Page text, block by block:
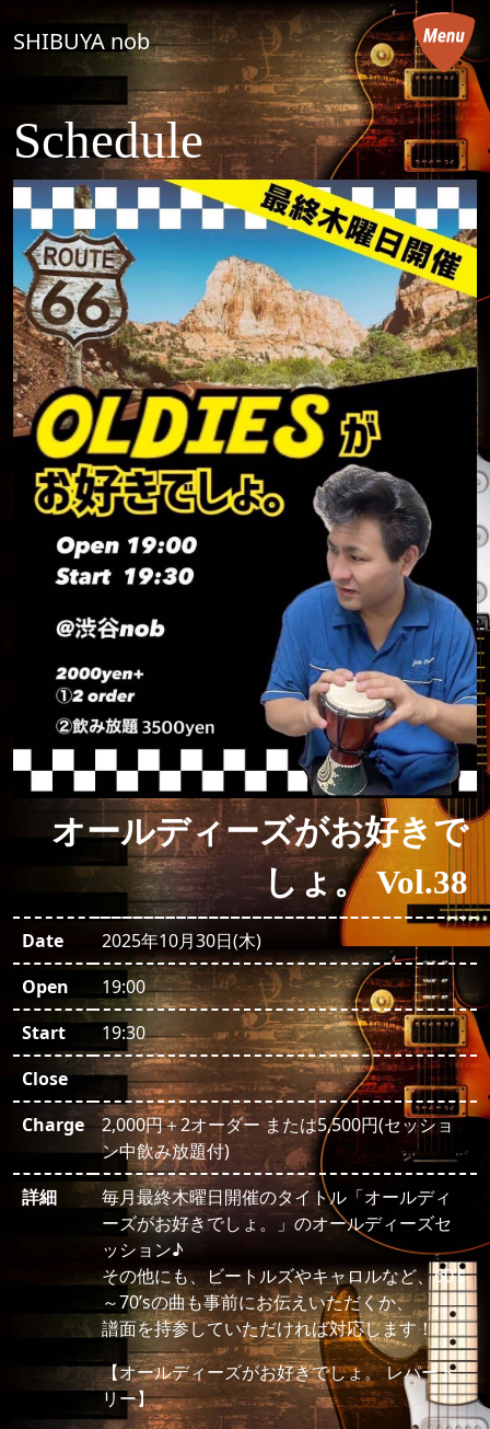
コンテンツへスキップ
メインナビゲーション
SHIBUYA nob
Schedule
オールディーズがお好きで
しょ。 Vol.38
Date
2025年10月30日(木)
Open
19:00
Start
19:30
Close
Charge
2,000円＋2オーダー または5,500円(セッショ
ン中飲み放題付)
詳細
毎月最終木曜日開催のタイトル「オールディ
ーズがお好きでしょ。」のオールディーズセ
ッション♪
その他にも、ビートルズやキャロルなど、60’s
～70’sの曲も事前にお伝えいただくか、
譜面を持参していただければ対応します！
【オールディーズがお好きでしょ。 レパート
リー】